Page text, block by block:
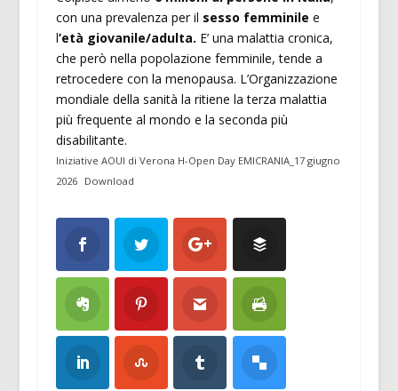
con una prevalenza per il sesso femminile e
l’età giovanile/adulta. E’ una malattia cronica,
che però nella popolazione femminile, tende a
retrocedere con la menopausa. L’Organizzazione
mondiale della sanità la ritiene la terza malattia
più frequente al mondo e la seconda più
disabilitante.
Iniziative AOUI di Verona H-Open Day EMICRANIA_17 giugno
2026
Download